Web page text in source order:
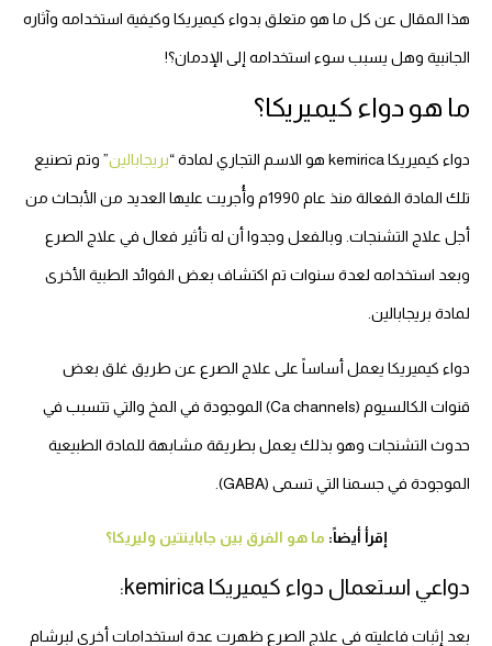
هذا المقال عن كل ما هو متعلق بدواء كيميريكا وكيفية استخدامه وآثاره
الجانبية وهل يسبب سوء استخدامه إلى الإدمان؟!
ما هو دواء كيميريكا؟
دواء كيميريكا kemirica هو الاسم التجاري لمادة “ بريجابالين” وتم تصنيع
تلك المادة الفعالة منذ عام 1990م وأُجريت عليها العديد من الأبحاث من
أجل علاج التشنجات. وبالفعل وجدوا أن له تأثير فعال في علاج الصرع
وبعد استخدامه لعدة سنوات تم اكتشاف بعض الفوائد الطبية الأخرى
لمادة بريجابالين.
دواء كيميريكا يعمل أساساً على علاج الصرع عن طريق غلق بعض
قنوات الكالسيوم (Ca channels) الموجودة في المخ والتي تتسبب في
حدوث التشنجات وهو بذلك يعمل بطريقة مشابهة للمادة الطبيعية
الموجودة في جسمنا التي تسمى (GABA).
إقرأ أيضاً: ما هو الفرق بين جاباينتين وليريكا؟
دواعي استعمال دواء كيميريكا kemirica:
بعد إثبات فاعليته في علاج الصرع ظهرت عدة استخدامات أخرى لبرشام